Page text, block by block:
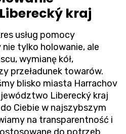
kraj
usług pomocy
tylko holowanie, ale
wymianę kół,
przeładunek towarów.
blisko miasta Harrachov
Liberecký kraj
Ciebie w najszybszym
na transparentność i